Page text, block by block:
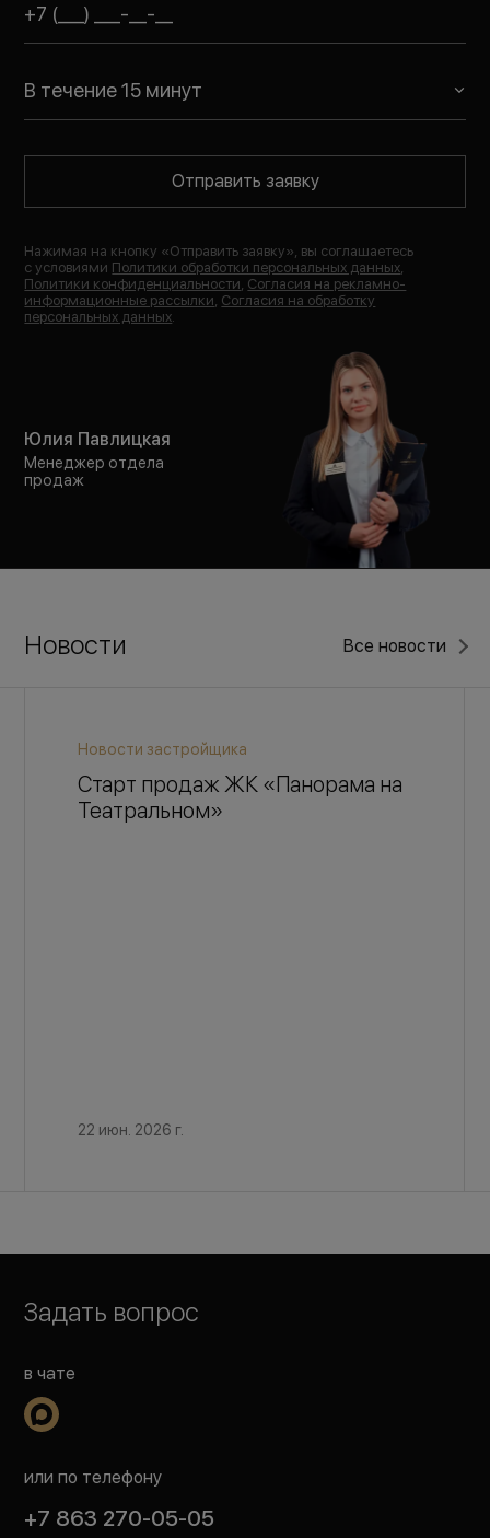
В течение 15 минут
Отправить заявку
Нажимая на кнопку «Отправить заявку», вы соглашаетесь
с условиями Политики обработки персональных данных
Политики конфиденциальности Согласия на рекламно-
информационные рассылки Согласия на обработку
персональных данных
Юлия Павлицкая
Менеджер отдела
продаж
Новости Все новости
Новости застройщика
Старт продаж ЖК «Панорама на
Театральном»
22 июн. 2026 г.
Задать вопрос
в чате
или по телефону
+7 863 270-05-05